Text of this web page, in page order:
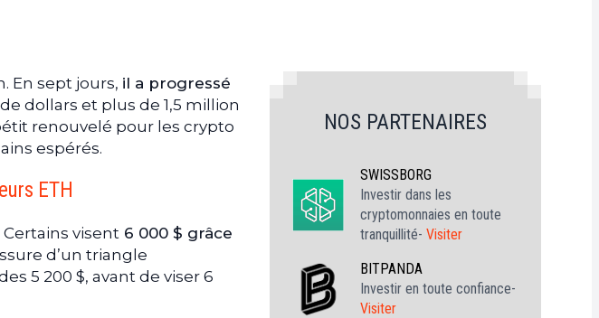
En sept jours, il a progressé
dollars et plus de 1,5 million
renouvelé pour les crypto
espérés.
ETH
visent 6 000 $ grâce
d’un triangle
5 200 $, avant de viser 6
NOS PARTENAIRES
SWISSBORG
Investir dans les
cryptomonnaies en toute
tranquillité- Visiter
BITPANDA
Investir en toute confiance-
Visiter